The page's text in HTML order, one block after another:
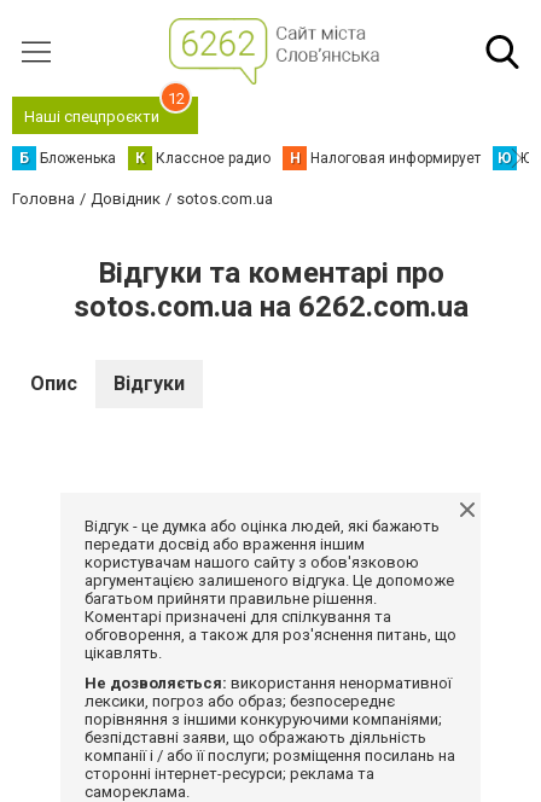
Наші спецпроєкти
12
Б Бложенька К Классное радио Н Налоговая информирует Ю
Головна Довідник sotos.com.ua
Відгуки та коментарі про
sotos.com.ua на 6262.com.ua
Опис Відгуки
Відгук - це думка або оцінка людей, які бажають
передати досвід або враження іншим
користувачам нашого сайту з обов'язковою
аргументацією залишеного відгука. Це допоможе
багатьом прийняти правильне рішення.
Коментарі призначені для спілкування та
обговорення, а також для роз'яснення питань, що
цікавлять.
Не дозволяється: використання ненормативної
лексики, погроз або образ; безпосереднє
порівняння з іншими конкуруючими компаніями;
безпідставні заяви, що ображають діяльність
компанії і / або її послуги; розміщення посилань на
сторонні інтернет-ресурси; реклама та
самореклама.